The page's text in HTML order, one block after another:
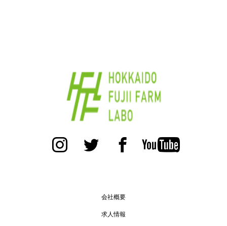
会社概要
求人情報